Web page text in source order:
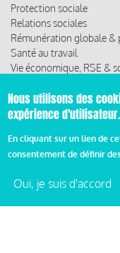
Protection sociale
Relations sociales
Rémunération globale &
Santé au travail
Vie économique, RSE &
ACCÈS RAPIDE
Les abonnements
Les rencontres
Les ressources
© 2019
Nous utilisons des
expérience d'utilisateur.
En cliquant sur un lien de
consentement de définir
Oui, je suis d'accord